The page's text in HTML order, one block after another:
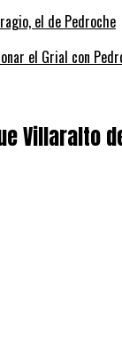
el Grial con